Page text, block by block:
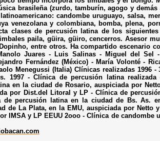
brasileña (zurdo, tamburín, agogo y demás
candombe uruguayo, salsa,
venezolana y colombiana, bomba, plena,
clases de percusión latina de los siguientes
paila, güira, güiro, cencerros. Asesor
entre otros. Ha compartido escenario
Juares - Luis Salinas - Miguel del Sel
Fernández (México) - María Volonté -
Menegussi (Italia) Clínicas realizadas 1996 -
1997 - Clínica de percusión latina realizada
en la ciudad de Rosario, auspiciada por
por Dist.del Litoral y LP - Clínica de
de percusión latina en la ciudad de Bs. As.
La Plata, en la EMU, auspiciada por Netto
IMSA y LP EEUU 2ooo - Clínica de candombe